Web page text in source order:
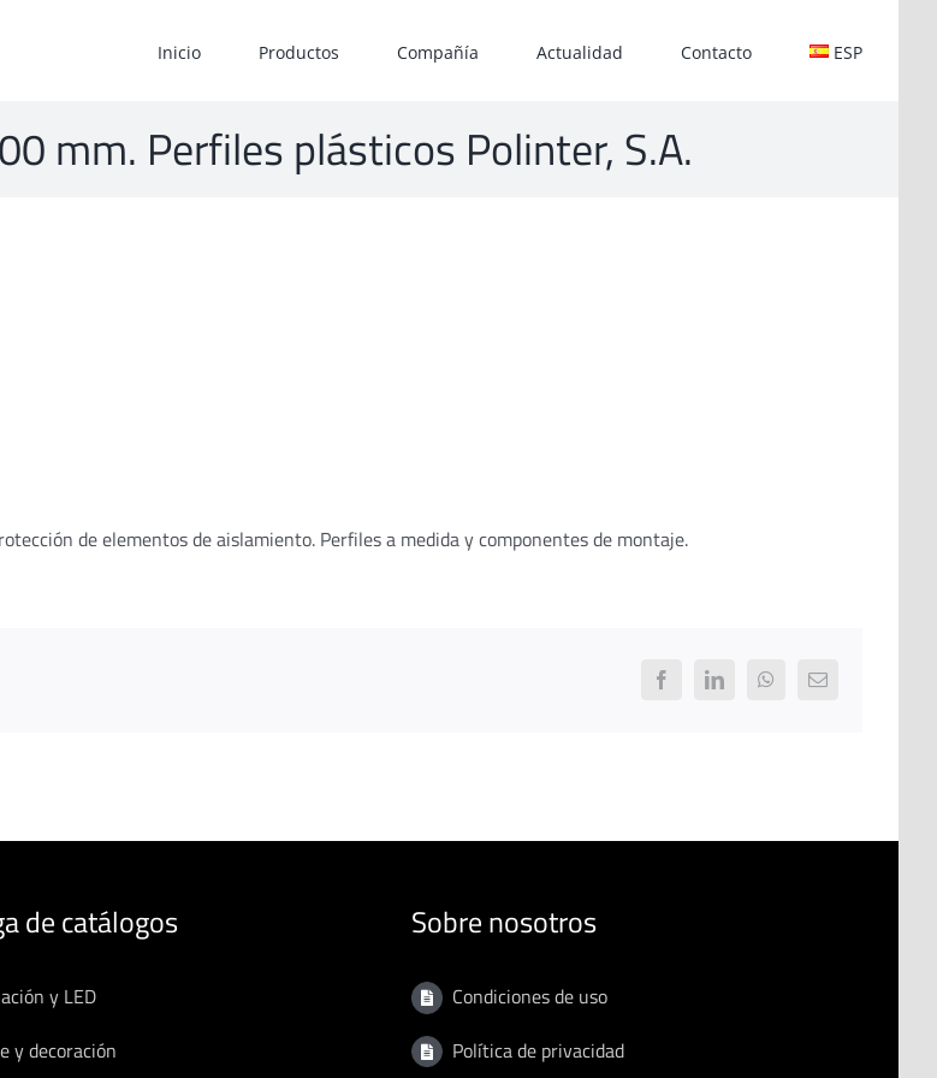
Inicio Productos Compañía Actualidad Contacto ESP
mm. Perfiles plásticos Polinter, S.A.
de elementos de aislamiento. Perfiles a medida y componentes de montaje.
FacebookLinkedInWhatsApp
Email
de catálogos
y LED
y decoración
Sobre nosotros
Condiciones de uso
Política de privacidad